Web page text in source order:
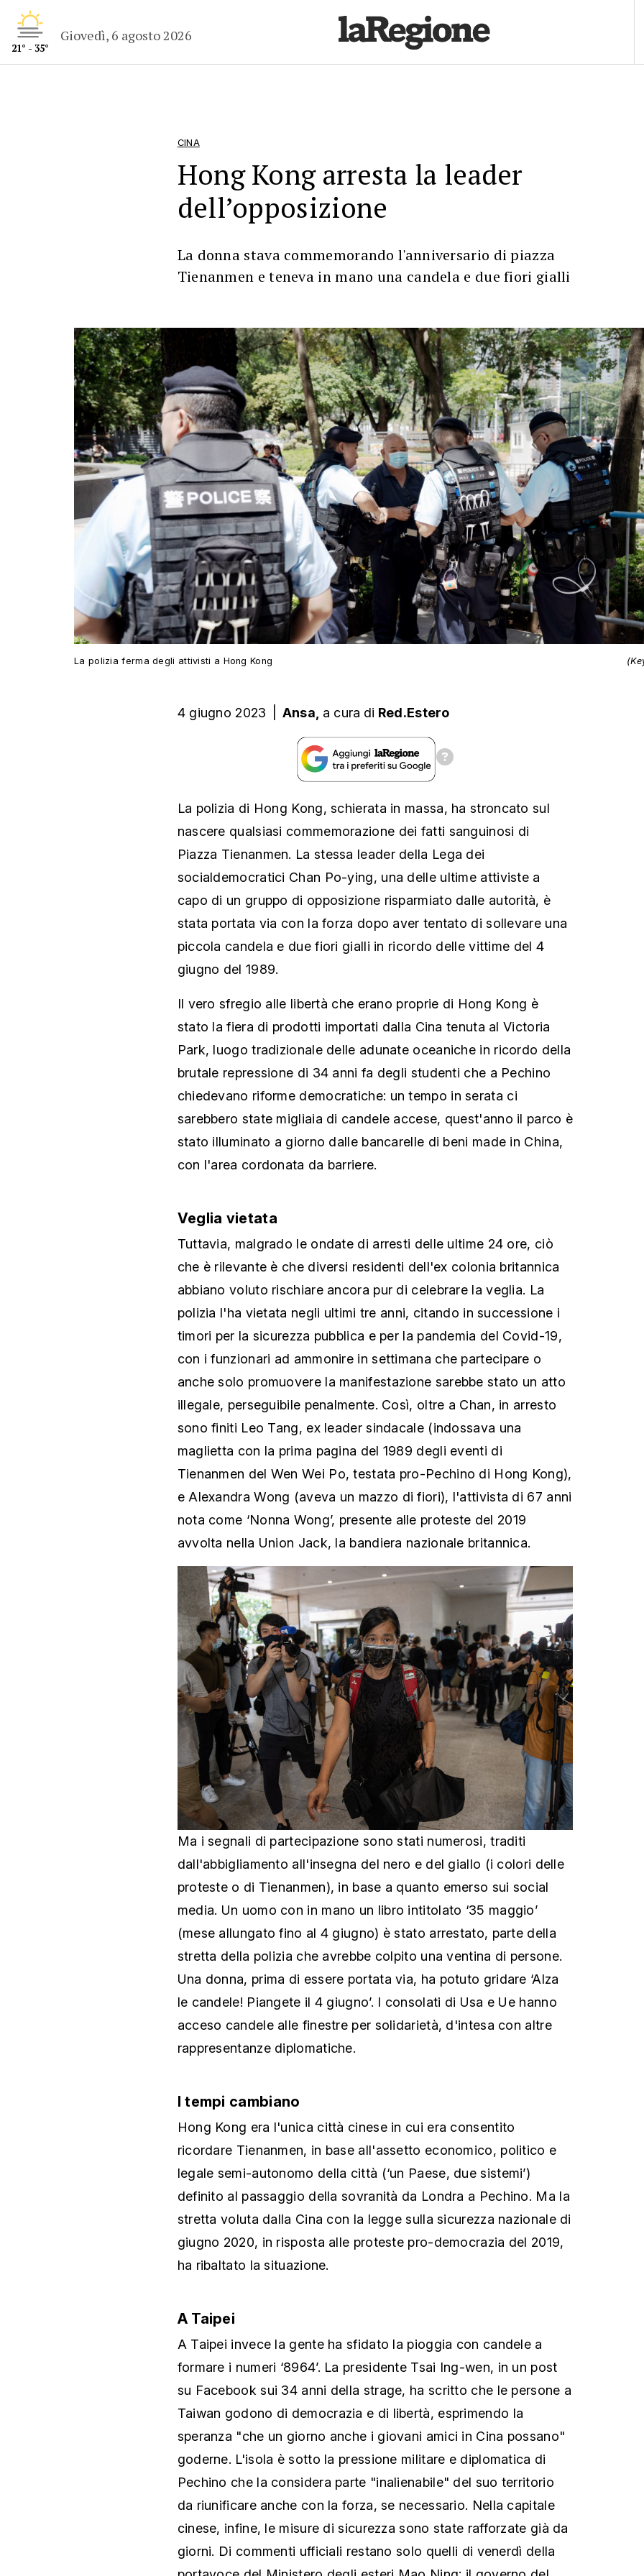
21° - 35°
Giovedì, 6 agosto 2026
CINA
Hong Kong arresta la leader
dell’opposizione
La donna stava commemorando l'anniversario di piazza
Tienanmen e teneva in mano una candela e due fiori gialli
La polizia ferma degli attivisti a Hong Kong
4 giugno 2023 Ansa, a cura di Red.Estero
La polizia di Hong Kong, schierata in massa, ha stroncato sul
nascere qualsiasi commemorazione dei fatti sanguinosi di
Piazza Tienanmen. La stessa leader della Lega dei
socialdemocratici Chan Po-ying, una delle ultime attiviste a
capo di un gruppo di opposizione risparmiato dalle autorità, è
stata portata via con la forza dopo aver tentato di sollevare una
piccola candela e due fiori gialli in ricordo delle vittime del 4
giugno del 1989.
Il vero sfregio alle libertà che erano proprie di Hong Kong è
stato la fiera di prodotti importati dalla Cina tenuta al Victoria
Park, luogo tradizionale delle adunate oceaniche in ricordo della
brutale repressione di 34 anni fa degli studenti che a Pechino
chiedevano riforme democratiche: un tempo in serata ci
sarebbero state migliaia di candele accese, quest'anno il parco è
stato illuminato a giorno dalle bancarelle di beni made in China,
con l'area cordonata da barriere.
Veglia vietata
Tuttavia, malgrado le ondate di arresti delle ultime 24 ore, ciò
che è rilevante è che diversi residenti dell'ex colonia britannica
abbiano voluto rischiare ancora pur di celebrare la veglia. La
polizia l'ha vietata negli ultimi tre anni, citando in successione i
timori per la sicurezza pubblica e per la pandemia del Covid-19,
con i funzionari ad ammonire in settimana che partecipare o
anche solo promuovere la manifestazione sarebbe stato un atto
illegale, perseguibile penalmente. Così, oltre a Chan, in arresto
sono finiti Leo Tang, ex leader sindacale (indossava una
maglietta con la prima pagina del 1989 degli eventi di
Tienanmen del Wen Wei Po, testata pro-Pechino di Hong Kong),
e Alexandra Wong (aveva un mazzo di fiori), l'attivista di 67 anni
nota come ‘Nonna Wong’, presente alle proteste del 2019
avvolta nella Union Jack, la bandiera nazionale britannica.
Ma i segnali di partecipazione sono stati numerosi, traditi
dall'abbigliamento all'insegna del nero e del giallo (i colori delle
proteste o di Tienanmen), in base a quanto emerso sui social
media. Un uomo con in mano un libro intitolato ‘35 maggio’
(mese allungato fino al 4 giugno) è stato arrestato, parte della
stretta della polizia che avrebbe colpito una ventina di persone.
Una donna, prima di essere portata via, ha potuto gridare ‘Alza
le candele! Piangete il 4 giugno’. I consolati di Usa e Ue hanno
acceso candele alle finestre per solidarietà, d'intesa con altre
rappresentanze diplomatiche.
I tempi cambiano
Hong Kong era l'unica città cinese in cui era consentito
ricordare Tienanmen, in base all'assetto economico, politico e
legale semi-autonomo della città (‘un Paese, due sistemi’)
definito al passaggio della sovranità da Londra a Pechino. Ma la
stretta voluta dalla Cina con la legge sulla sicurezza nazionale di
giugno 2020, in risposta alle proteste pro-democrazia del 2019,
ha ribaltato la situazione.
A Taipei
A Taipei invece la gente ha sfidato la pioggia con candele a
formare i numeri ‘8964’. La presidente Tsai Ing-wen, in un post
su Facebook sui 34 anni della strage, ha scritto che le persone a
Taiwan godono di democrazia e di libertà, esprimendo la
speranza "che un giorno anche i giovani amici in Cina possano"
goderne. L'isola è sotto la pressione militare e diplomatica di
Pechino che la considera parte "inalienabile" del suo territorio
da riunificare anche con la forza, se necessario. Nella capitale
cinese, infine, le misure di sicurezza sono state rafforzate già da
giorni. Di commenti ufficiali restano solo quelli di venerdì della